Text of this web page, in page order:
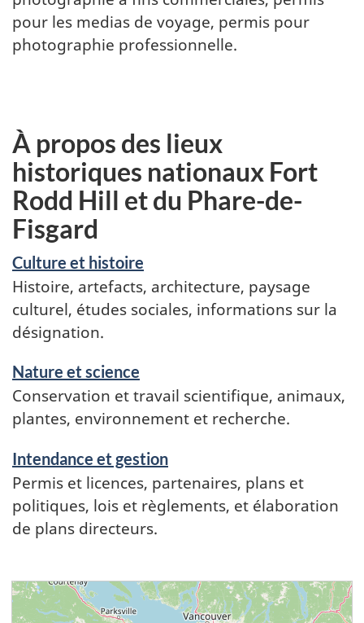
pour les medias de voyage, permis pour
photographie professionnelle.
À propos des lieux
historiques nationaux Fort
Rodd Hill et du Phare-de-
Fisgard
Culture et histoire
Histoire, artefacts, architecture, paysage
culturel, études sociales, informations sur la
désignation.
Nature et science
Conservation et travail scientifique, animaux,
plantes, environnement et recherche.
Intendance et gestion
Permis et licences, partenaires, plans et
politiques, lois et règlements, et élaboration
de plans directeurs.